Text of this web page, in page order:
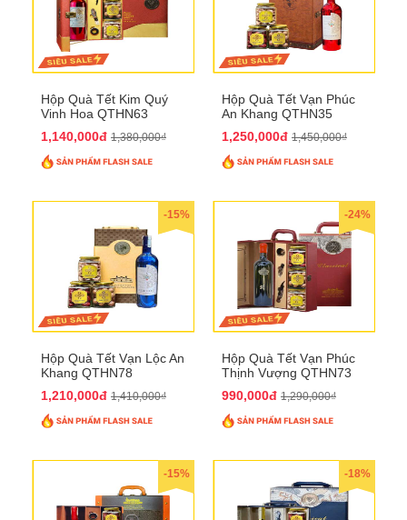
Hộp Quà Tết Kim Quý
Vinh Hoa QTHN63
1,140,000đ 1,380,000₫
Hộp Quà Tết Vạn Phúc
An Khang QTHN35
1,250,000đ 1,450,000₫
-15%
Hộp Quà Tết Vạn Lộc An
Khang QTHN78
1,210,000đ 1,410,000₫
-24%
Hộp Quà Tết Vạn Phúc
Thịnh Vượng QTHN73
990,000đ 1,290,000₫
-15% -18%